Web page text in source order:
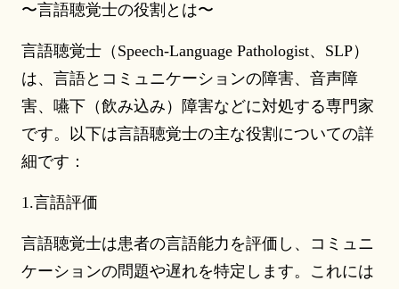
〜言語聴覚士の役割とは〜
言語聴覚士（Speech-Language Pathologist、SLP）
は、言語とコミュニケーションの障害、音声障
害、嚥下（飲み込み）障害などに対処する専門家
です。以下は言語聴覚士の主な役割についての詳
細です：
1.言語評価
言語聴覚士は患者の言語能力を評価し、コミュニ
ケーションの問題や遅れを特定します。これには